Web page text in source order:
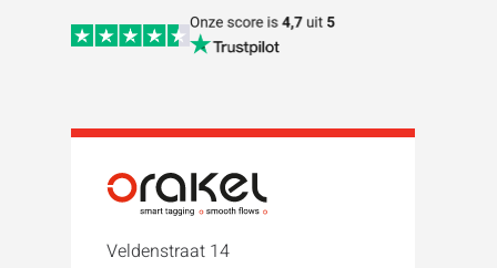
Veldenstraat 14